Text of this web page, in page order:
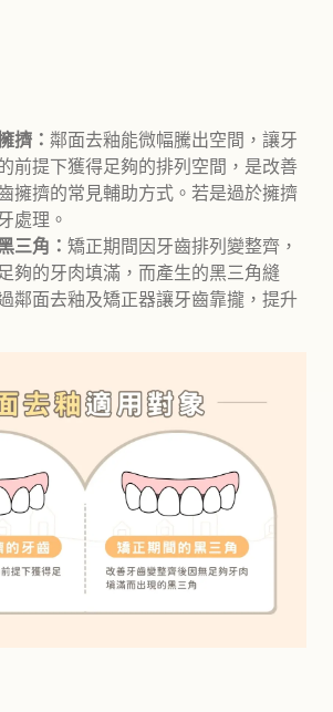
擠： 鄰面去釉能微幅騰出空間，讓牙
前提下獲得足夠的排列空間，是改善
擁擠的常見輔助方式。若是過於擁擠
處理。
三角： 矯正期間因牙齒排列變整齊，
夠的牙肉填滿，而產生的黑三角縫
鄰面去釉及矯正器讓牙齒靠攏，提升